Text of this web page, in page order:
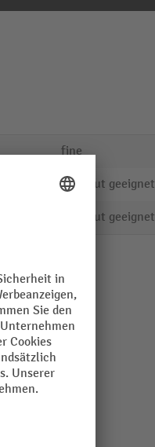
fine
sehr gut geeignet
sehr gut geeignet